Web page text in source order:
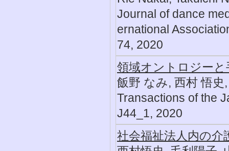
Journal of dance
ernational
74, 2020
領域オントロジー
飯野 なみ, 西村 悟史
Transactions of the
J44_1, 2020
社会福祉法人内の